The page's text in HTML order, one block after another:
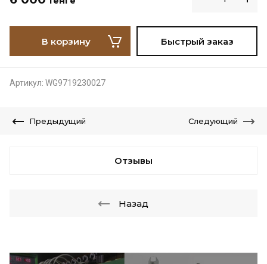
В корзину Быстрый заказ
Артикул: WG9719230027
Предыдущий Следующий
Отзывы
Назад